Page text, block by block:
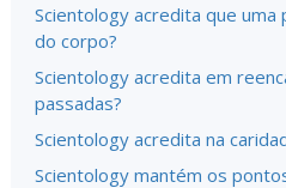
Scientology acredita que
do corpo?
Scientology acredita em
passadas?
Scientology acredita na
Scientology mantém os